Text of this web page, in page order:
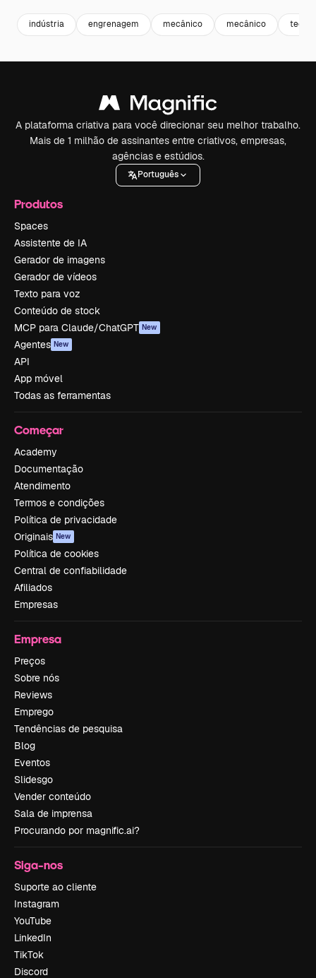
indústria engrenagem mecânico mecânico
A plataforma criativa para você direcionar seu melhor trabalho.
Mais de 1 milhão de assinantes entre criativos, empresas,
agências e estúdios.
Português
Produtos
Spaces
Assistente de IA
Gerador de imagens
Gerador de vídeos
Texto para voz
Conteúdo de stock
MCP para Claude/ChatGPT New
Agentes New
API
App móvel
Todas as ferramentas
Começar
Academy
Documentação
Atendimento
Termos e condições
Política de privacidade
Originais New
Política de cookies
Central de confiabilidade
Afiliados
Empresas
Empresa
Preços
Sobre nós
Reviews
Emprego
Tendências de pesquisa
Blog
Eventos
Slidesgo
Vender conteúdo
Sala de imprensa
Procurando por magnific.ai?
Siga-nos
Suporte ao cliente
Instagram
YouTube
LinkedIn
TikTok
Discord